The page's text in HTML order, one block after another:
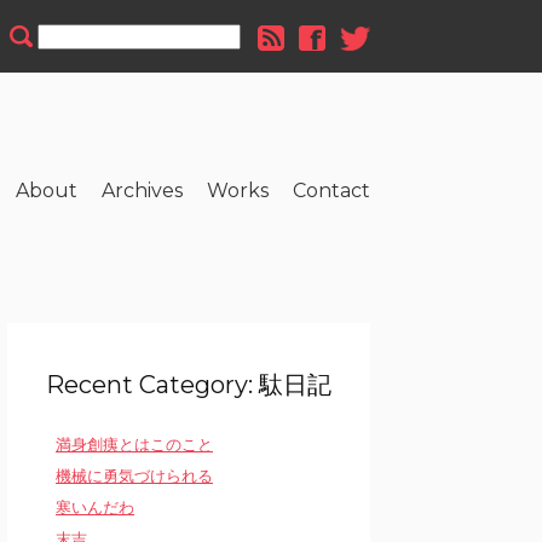
About Archives Works Contact
Recent Category: 駄日記
満身創痍とはこのこと
機械に勇気づけられる
寒いんだわ